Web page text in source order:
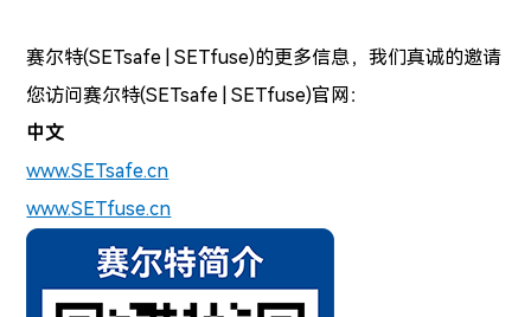
赛尔特(SETsafe | SETfuse)的更多信息，我们真诚的邀请
您访问赛尔特(SETsafe | SETfuse)官网：
中文
www.SETsafe.cn
www.SETfuse.cn